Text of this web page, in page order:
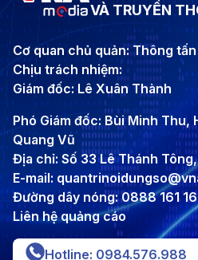
VÀ TRUYỀN
Cơ quan chủ quản: Thông
Chịu trách nhiệm:
Giám đốc: Lê Xuân Thành
Phó Giám đốc: Bùi Minh Thu,
Quang Vũ
Địa chỉ: Số 33 Lê Thánh
E-mail:
Đường dây nóng: 0888 161
Liên hệ quảng cáo
Hotline: 0984.576.988